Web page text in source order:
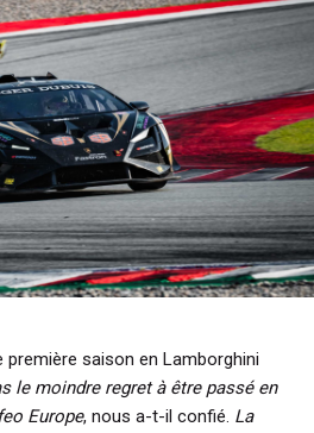
saison en Lamborghini
le moindre regret à être passé en
Europe, nous a-t-il confié. La